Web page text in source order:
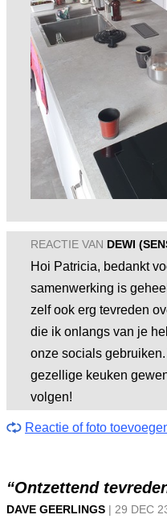
REACTIE VAN DEWI
Hoi Patricia, bedankt
samenwerking is
zelf ook erg tevreden
die ik onlangs van je
onze socials
gezellige keuken
volgen!
Reactie of foto
“Ontzettend
DAVE GEERLINGS | 29 DEC